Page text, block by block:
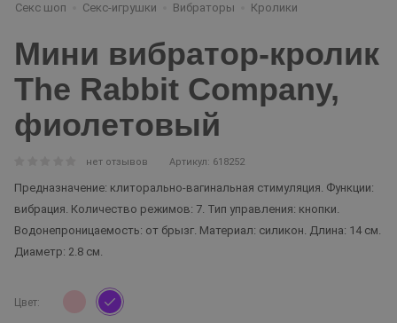
Секс шоп Секс-игрушки Вибраторы Кролики
Мини вибратор-кролик
The Rabbit Company,
фиолетовый
нет отзывов Артикул: 618252
Предназначение: клиторально-вагинальная стимуляция. Функции:
вибрация. Количество режимов: 7. Тип управления: кнопки.
Водонепроницаемость: от брызг. Материал: силикон. Длина: 14 см.
Диаметр: 2.8 см.
Цвет: